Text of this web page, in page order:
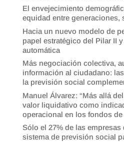
El envejecimiento
equidad entre generaciones,
Hacia un nuevo modelo de
papel estratégico del Pilar II
automática
Más negociación colectiva,
información al ciudadano:
la previsión social
Manuel Álvarez: “Más allá
valor liquidativo como
operacional en los fondos de
Sólo el 27% de las
sistema de previsión social